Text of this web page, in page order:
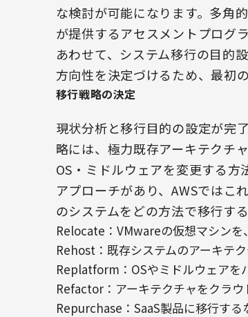
な検討が可能になります。多角
が提供するアセスメントプログ
あわせて、システム移行の目的
方向性を決定づけるため、最初
移行戦略の決定
現状分析と移行目的の設定が完
略には、極力既存アーキテクチ
OS・ミドルウェアを変更する
アプローチがあり、AWSではこ
のシステムをどの方法で移行す
Relocate：VMwareの仮想マシン
Rehost：既存システムのアーキテ
Replatform：OSやミドルウェアを
Refactor：アーキテクチャをクラ
Repurchase：SaaS製品に移行す